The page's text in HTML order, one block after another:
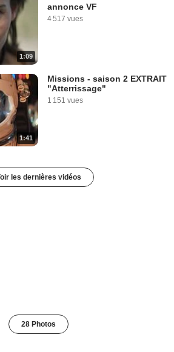
1:09
annonce VF
4 517 vues
1:41
Missions - saison 2 EXTRAIT
"Atterrissage"
1 151 vues
les dernières vidéos
28 Photos